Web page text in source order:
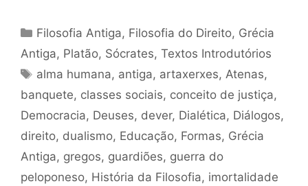
Categorias
Filosofia Antiga, Filosofia do Direito, Grécia
Antiga, Platão, Sócrates, Textos Introdutórios
Tags
alma humana, antiga, artaxerxes, Atenas,
banquete, classes sociais, conceito de justiça,
Democracia, Deuses, dever, Dialética, Diálogos,
direito, dualismo, Educação, Formas, Grécia
Antiga, gregos, guardiões, guerra do
peloponeso, História da Filosofia, imortalidade